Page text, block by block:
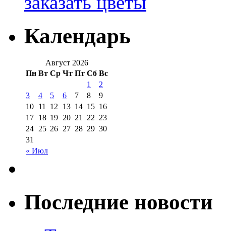
Календарь
Август 2026
Пн Вт Ср Чт Пт Сб Вс
« Июл
1
2
3
4 5 6 7 8
9
10 11 12 13 14 15 16
17 18 19 20 21 22 23
24 25 26 27 28 29 30
31
Последние новости